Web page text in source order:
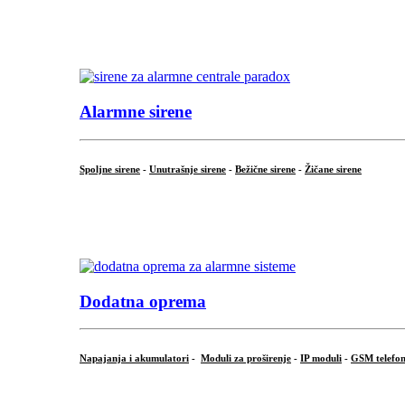
Alarmne sirene
Spoljne sirene - Unutrašnje sirene - Bežične sirene - Žičane sirene
Dodatna oprema
Napajanja i akumulatori - Moduli za proširenje - IP moduli - GSM